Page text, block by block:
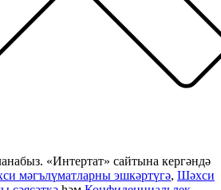
«Интертат» сайтына кергәндә
мәгълүматларны эшкәртүгә, Шәхси